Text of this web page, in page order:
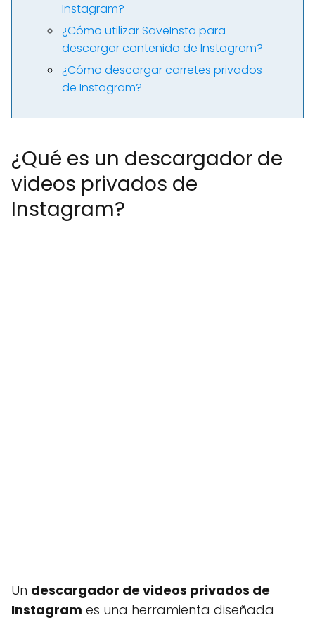
Instagram?
¿Cómo utilizar SaveInsta para
descargar contenido de Instagram?
¿Cómo descargar carretes privados
de Instagram?
¿Qué es un descargador de
videos privados de
Instagram?
Un descargador de videos privados de
Instagram es una herramienta diseñada